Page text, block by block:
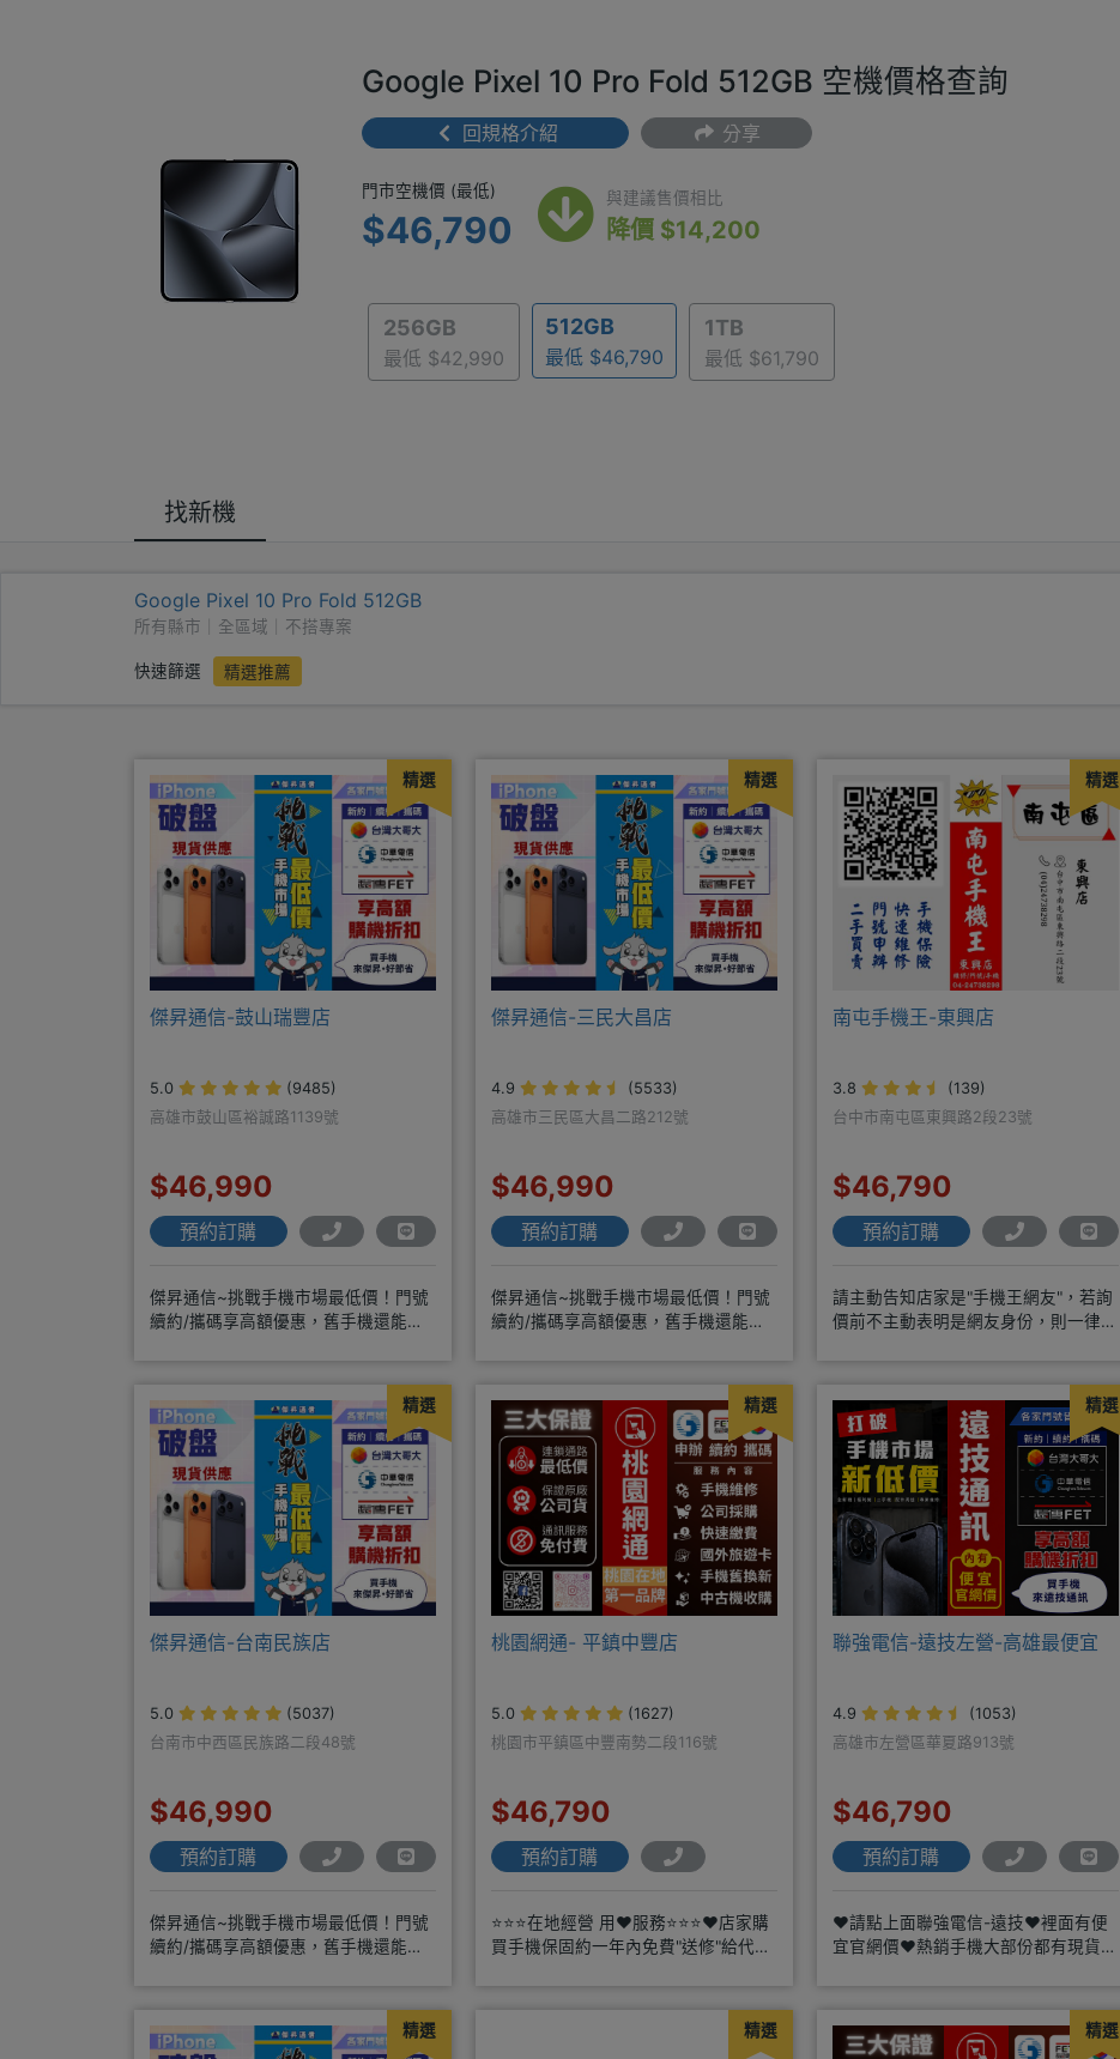
Google Pixel 10 Pro Fold 512GB 空機價格查詢
回規格介紹 分享
門市空機價 (最低) $46,790
門市空機價 (最低)
$46,790
與建議售價相比
降價 $14,200
256GB
最低 $42,990
512GB
最低 $46,790
1TB
最低 $61,790
找新機
Google Pixel 10 Pro Fold 512GB
所有縣市｜全區域｜不搭專案
快速篩選 精選推薦
精選
傑昇通信-鼓山瑞豐店
5.0
(9485)
高雄市鼓山區裕誠路1139號
$46,990
預約訂購
傑昇通信~挑戰手機市場最低價！門號
續約/攜碼享高額優惠，舊手機還能高
精選
傑昇通信-三民大昌店
4.9
(5533)
高雄市三民區大昌二路212號
$46,990
預約訂購
傑昇通信~挑戰手機市場最低價！門號
續約/攜碼享高額優惠，舊手機還能高
精選
南屯手機王-東興店
3.8
(139)
台中市南屯區東興路2段23號
$46,790
預約訂購
請主動告知店家是"手機王網友"，若詢
價前不主動表明是網友身份，則一律皆
精選
傑昇通信-台南民族店
5.0
(5037)
台南市中西區民族路二段48號
$46,990
預約訂購
傑昇通信~挑戰手機市場最低價！門號
續約/攜碼享高額優惠，舊手機還能高
精選
桃園網通- 平鎮中豐店
5.0
(1627)
桃園市平鎮區中豐南勢二段116號
$46,790
預約訂購
⭐⭐⭐在地經營 用❤️服務⭐⭐⭐❤️店家購
買手機保固約一年內免費"送修"給代理
精選
聯強電信-遠技左營-高雄最便宜
4.9
(1053)
高雄市左營區華夏路913號
$46,790
預約訂購
❤️請點上面聯強電信-遠技❤️裡面有便
宜官網價❤️熱銷手機大部份都有現貨
精選 精選 精選